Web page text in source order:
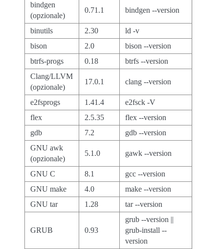
bindgen
(opzionale)
0.71.1 bindgen --version
binutils 2.30
ld -v
bison
2.0
bison --version
btrfs-progs
0.18
btrfs --version
Clang/LLVM
(opzionale)
17.0.1 clang --version
e2fsprogs 1.41.4
e2fsck -V
flex
2.5.35
flex --version
gdb
7.2
gdb --version
GNU awk
(opzionale)
5.1.0 gawk --version
GNU C 8.1
gcc --version
GNU make
4.0
make --version
GNU tar
1.28 tar --version
GRUB 0.93
grub --version ||
grub-install --
version